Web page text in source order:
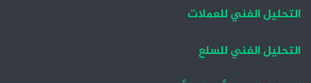
التحليل الفني للعملات
التحليل الفني للسلع